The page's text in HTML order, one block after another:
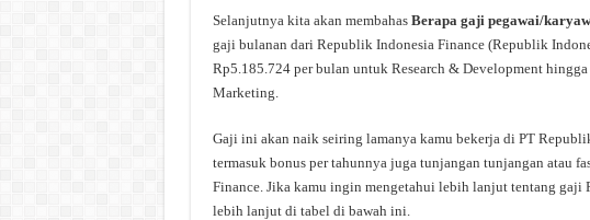
Selanjutnya kita akan membahas Berapa gaji pegawai/
gaji bulanan dari Republik Indonesia Finance (Republik
Rp5.185.724 per bulan untuk Research & Development
Marketing.
Gaji ini akan naik seiring lamanya kamu bekerja di PT
termasuk bonus per tahunnya juga tunjangan tunjangan atau
Finance. Jika kamu ingin mengetahui lebih lanjut tentang gaji
lebih lanjut di tabel di bawah ini.